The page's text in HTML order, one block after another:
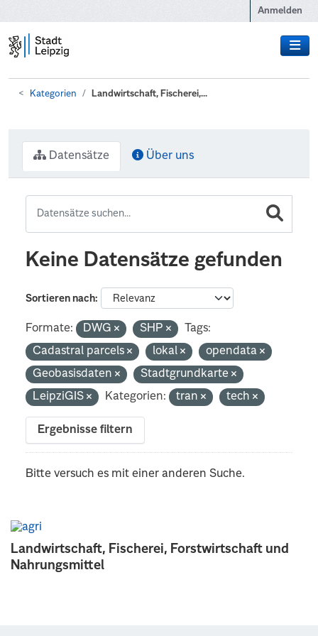
Anmelden
Kategorien Landwirtschaft, Fischerei,...
Landwirtschaft, Fischerei, Forstwirtschaft und
Nahrungsmittel
Datensätze Über uns
Keine Datensätze gefunden
Sortieren nach
Formate: DWG SHP
Tags:
Cadastral parcels
lokal
opendata
Geobasisdaten
Stadtgrundkarte
LeipziGIS
Kategorien: tran tech
Ergebnisse filtern
Bitte versuch es mit einer anderen Suche.